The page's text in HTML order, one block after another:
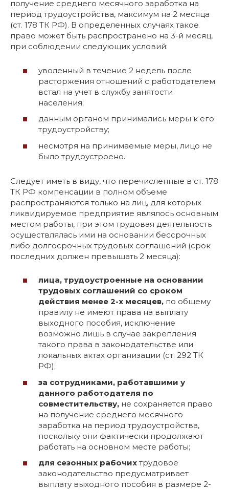
получение среднего месячного заработка на
период трудоустройства, максимум на 2 месяца
(ст. 178 ТК РФ). В определенных случаях такое
право может быть распространено на 3-й месяц,
при соблюдении следующих условий:
уволенный в течение 2 недель после
расторжения отношений с работодателем
встал на учет в службу занятости
населения;
данным органом принимались меры к его
трудоустройству;
несмотря на принимаемые меры, лицо не
было трудоустроено.
Следует иметь в виду, что перечисленные в ст. 178
ТК РФ компенсации в полном объеме
распространяются только на лиц, для которых
ликвидируемое предприятие являлось основным
местом работы, при этом трудовая деятельность
осуществлялась ими на основании бессрочных
либо долгосрочных трудовых соглашений (срок
последних должен превышать 2 месяца):
лица, трудоустроенные на основании
трудовых соглашений со сроком
действия менее 2-х месяцев, по общему
правилу не имеют права на выплату
выходного пособия, исключение
возможно лишь в случае закрепления
такого права в законодательстве или
локальных актах организации (ст. 292 ТК
РФ);
за сотрудниками, работавшими у
данного работодателя по
совместительству, не сохраняется право
на получение среднего месячного
заработка на период трудоустройства,
поскольку они фактически продолжают
работать на основном месте работы;
для сезонных рабочих трудовое
законодательство предусматривает
выплату выходного пособия в размере 2-